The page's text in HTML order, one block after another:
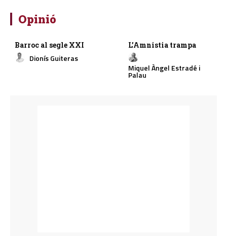
Opinió
Barroc al segle XXI
Dionís Guiteras
L’Amnistia trampa
Miquel Àngel Estradé i
Palau